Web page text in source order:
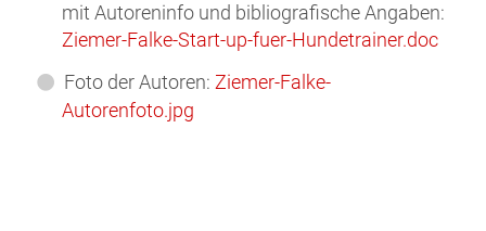
mit Autoreninfo und bibliografische Angaben:
Ziemer-Falke-Start-up-fuer-Hundetrainer.doc
Foto der Autoren: Ziemer-Falke-
Autorenfoto.jpg